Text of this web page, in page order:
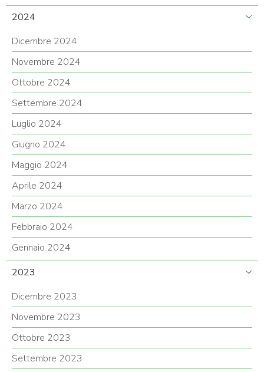
2024
Dicembre 2024
Novembre 2024
Ottobre 2024
Settembre 2024
Luglio 2024
Giugno 2024
Maggio 2024
Aprile 2024
Marzo 2024
Febbraio 2024
Gennaio 2024
2023
Dicembre 2023
Novembre 2023
Ottobre 2023
Settembre 2023